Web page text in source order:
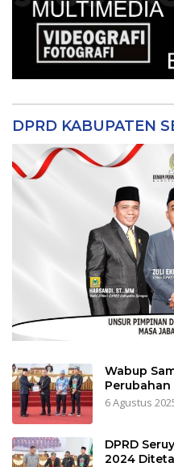
DPRD KABUPATEN
Wabup
Perubahan
6 Agustus
DPRD
2024